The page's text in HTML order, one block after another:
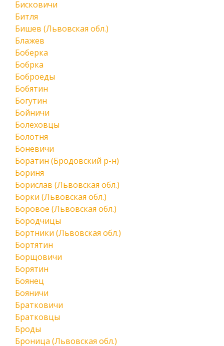
Бисковичи
Битля
Бишев (Львовская обл.)
Блажев
Боберка
Бобрка
Боброеды
Бобятин
Богутин
Бойничи
Болеховцы
Болотня
Боневичи
Боратин (Бродовский р-н)
Бориня
Борислав (Львовская обл.)
Борки (Львовская обл.)
Боровое (Львовская обл.)
Бородчицы
Бортники (Львовская обл.)
Бортятин
Борщовичи
Борятин
Боянец
Бояничи
Братковичи
Братковцы
Броды
Броница (Львовская обл.)